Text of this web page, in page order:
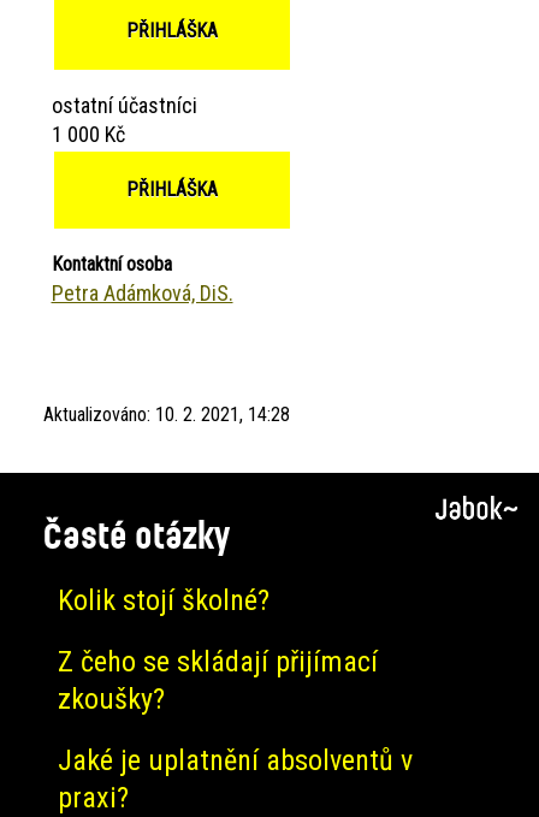
PŘIHLÁŠKA
ostatní účastníci
1 000 Kč
PŘIHLÁŠKA
Kontaktní osoba
Petra Adámková, DiS.
Aktualizováno: 10. 2. 2021, 14:28
Časté otázky
Kolik stojí školné?
Z čeho se skládají přijímací
zkoušky?
Jaké je uplatnění absolventů v
praxi?